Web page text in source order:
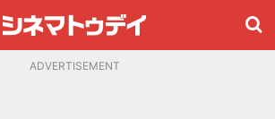
ADVERTISEMENT